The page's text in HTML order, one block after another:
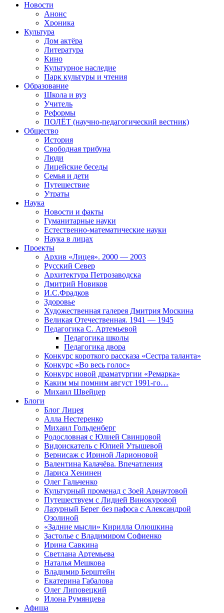
Новости
Анонс
Хроника
Культура
Дом актёра
Литература
Кино
Культурное наследие
Парк культуры и чтения
Образование
Школа и вуз
Учитель
Реформы
ПОЛЁТ (научно-педагогический вестник)
Общество
История
Свободная трибуна
Люди
Лицейские беседы
Семья и дети
Путешествие
Утраты
Наука
Новости и факты
Гуманитарные науки
Естественно-математические науки
Наука в лицах
Проекты
Архив «Лицея». 2000 — 2003
Русский Север
Архитектура Петрозаводска
Дмитрий Новиков
И.С.Фрадков
Здоровье
Художественная галерея Дмитрия Москина
Великая Отечественная. 1941 — 1945
Педагогика С. Артемьевой
Педагогика школы
Педагогика двора
Конкурс короткого рассказа «Сестра таланта»
Конкурс «Во весь голос»
Конкурс новой драматургии «Ремарка»
Каким мы помним август 1991-го…
Михаил Швейцер
Блоги
Блог Лицея
Алла Нестеренко
Михаил Гольденберг
Родословная с Юлией Свинцовой
Видоискатель с Юлией Утышевой
Вернисаж с Ириной Ларионовой
Валентина Калачёва. Впечатления
Лариса Хенинен
Олег Гальченко
Культурный променад с Зоей Арнаутовой
Путешествуем с Лидией Винокуровой
Лазурный Берег без пафоса с Александрой
Озолиной
«Задние мысли» Кирилла Олюшкина
Застолье с Владимиром Софиенко
Ирина Савкина
Светлана Артемьева
Наталья Мешкова
Владимир Берштейн
Екатерина Габалова
Олег Липовецкий
Илона Румянцева
Афиша